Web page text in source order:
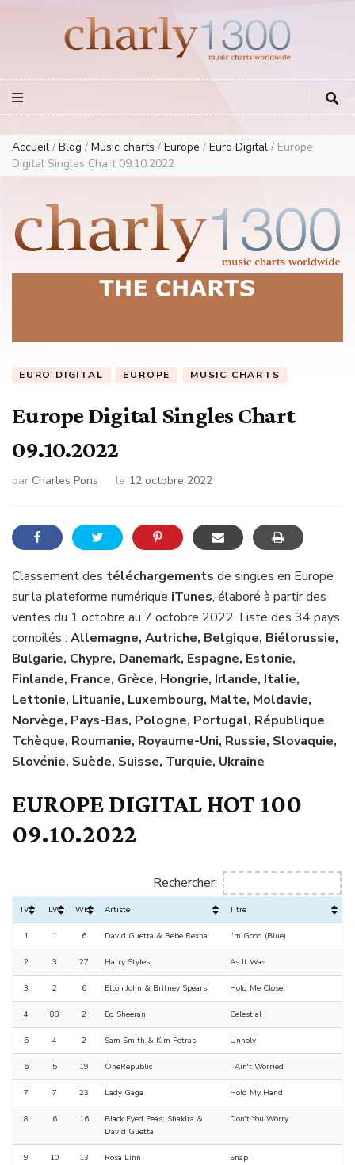
European Music Charts plus USA and Australia
Accueil / Blog / Music charts / Europe / Euro Digital / Europe
Digital Singles Chart 09.10.2022
EURO DIGITAL EUROPE MUSIC CHARTS
Europe Digital Singles Chart
09.10.2022
par Charles Pons le 12 octobre 2022
Classement des téléchargements de singles en Europe
sur la plateforme numérique iTunes, élaboré à partir des
ventes du 1 octobre au 7 octobre 2022. Liste des 34 pays
compilés : Allemagne, Autriche, Belgique, Biélorussie,
Bulgarie, Chypre, Danemark, Espagne, Estonie,
Finlande, France, Grèce, Hongrie, Irlande, Italie,
Lettonie, Lituanie, Luxembourg, Malte, Moldavie,
Norvège, Pays-Bas, Pologne, Portugal, République
Tchèque, Roumanie, Royaume-Uni, Russie, Slovaquie,
Slovénie, Suède, Suisse, Turquie, Ukraine
EUROPE DIGITAL HOT 100
09.10.2022
Rechercher:
TW LW Wks Artiste Titre
1 1 6 David Guetta & Bebe Rexha I'm Good (Blue)
2 3 27 Harry Styles As It Was
3 2 6 Elton John & Britney Spears Hold Me Closer
4 88 2 Ed Sheeran Celestial
5 4 2 Sam Smith & Kim Petras Unholy
6 5 19 OneRepublic I Ain't Worried
7 7 23 Lady Gaga Hold My Hand
8 6 16
Black Eyed Peas, Shakira &
David Guetta
Don't You Worry
9 10 13 Rosa Linn Snap